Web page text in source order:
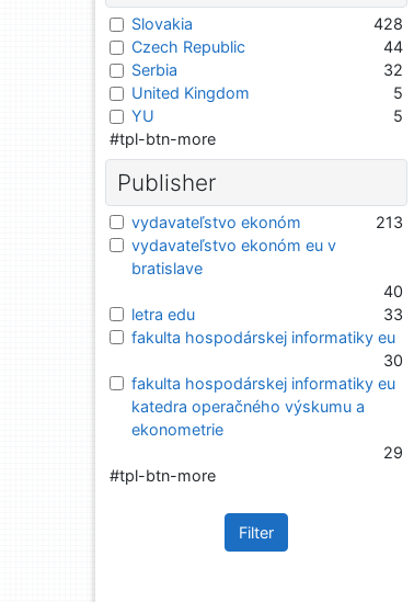
Slovakia
428
Czech Republic
44
Serbia
32
United Kingdom
5
YU
5
#tpl-btn-more
Publisher
vydavateľstvo ekonóm
213
vydavateľstvo ekonóm eu v
bratislave
40
letra edu
33
fakulta hospodárskej informatiky eu
30
fakulta hospodárskej informatiky eu
katedra operačného výskumu a
ekonometrie
29
#tpl-btn-more
Filter